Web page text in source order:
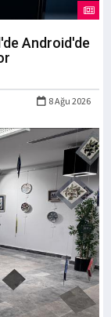
Android'de
8 Ağu 2026